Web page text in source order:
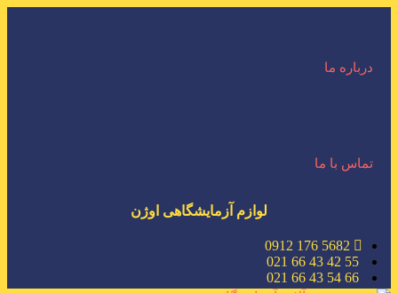
درباره ما
تماس با ما
لوازم آزمایشگاهی اوژن
5682 176 0912
55 42 43 66 021
66 54 43 66 021